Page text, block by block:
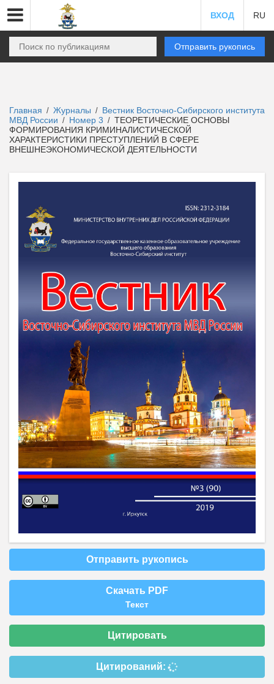
ВХОД RU
Отправить рукопись
Главная / Журналы / Вестник Восточно-Сибирского института
МВД России / Номер 3 / ТЕОРЕТИЧЕСКИЕ ОСНОВЫ
ФОРМИРОВАНИЯ КРИМИНАЛИСТИЧЕСКОЙ
ХАРАКТЕРИСТИКИ ПРЕСТУПЛЕНИЙ В СФЕРЕ
ВНЕШНЕЭКОНОМИЧЕСКОЙ ДЕЯТЕЛЬНОСТИ
Отправить рукопись
Скачать PDF
Текст
Цитировать
Цитирований: